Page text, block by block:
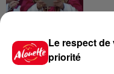
7 août
Le respect de
priorité